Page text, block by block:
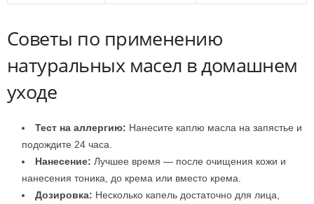
Советы по применению
натуральных масел в домашнем
уходе
Тест на аллергию: Нанесите каплю масла на запястье и
подождите 24 часа.
Нанесение: Лучшее время — после очищения кожи и
нанесения тоника, до крема или вместо крема.
Дозировка: Несколько капель достаточно для лица,